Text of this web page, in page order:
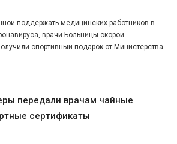
поддержать медицинских работников в
врачи Больницы скорой
спортивный подарок от Министерства
передали врачам чайные
сертификаты